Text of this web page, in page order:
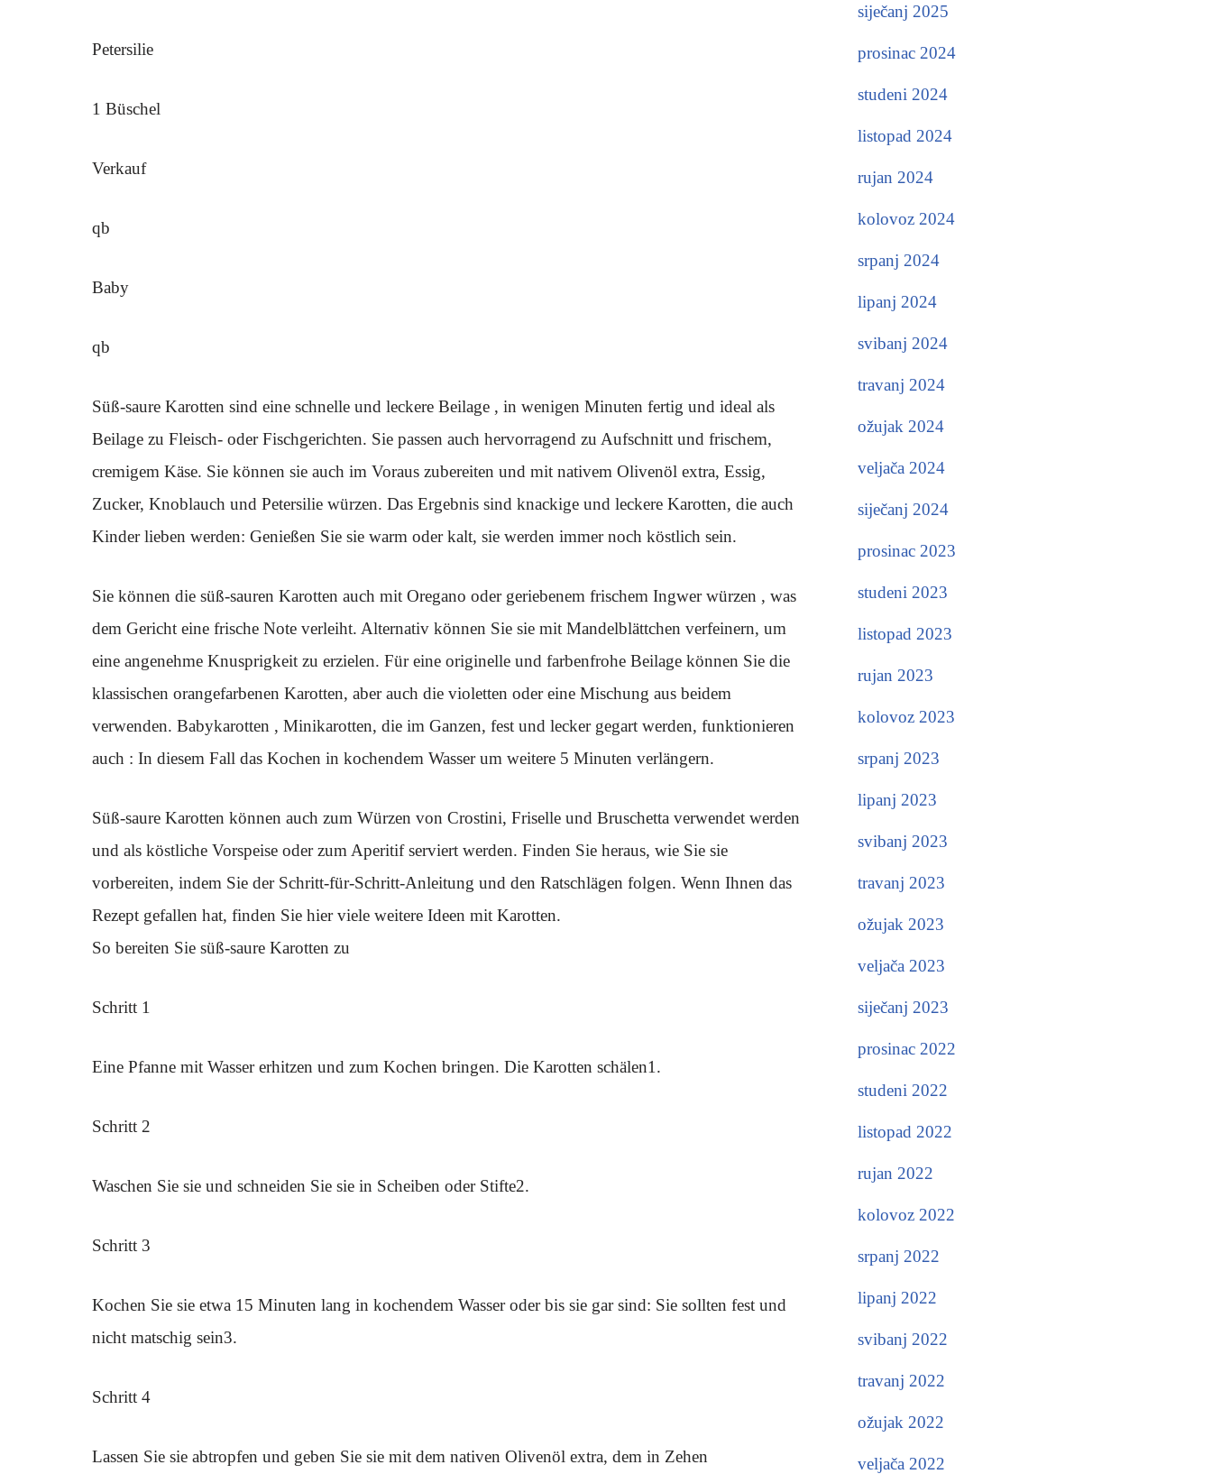
Petersilie
1 Büschel
Verkauf
qb
Baby
qb
Süß-saure Karotten sind eine schnelle und leckere Beilage , in wenigen Minuten fertig und ideal als
Beilage zu Fleisch- oder Fischgerichten. Sie passen auch hervorragend zu Aufschnitt und frischem,
cremigem Käse. Sie können sie auch im Voraus zubereiten und mit nativem Olivenöl extra, Essig,
Zucker, Knoblauch und Petersilie würzen. Das Ergebnis sind knackige und leckere Karotten, die auch
Kinder lieben werden: Genießen Sie sie warm oder kalt, sie werden immer noch köstlich sein.
Sie können die süß-sauren Karotten auch mit Oregano oder geriebenem frischem Ingwer würzen , was
dem Gericht eine frische Note verleiht. Alternativ können Sie sie mit Mandelblättchen verfeinern, um
eine angenehme Knusprigkeit zu erzielen. Für eine originelle und farbenfrohe Beilage können Sie die
klassischen orangefarbenen Karotten, aber auch die violetten oder eine Mischung aus beidem
verwenden. Babykarotten , Minikarotten, die im Ganzen, fest und lecker gegart werden, funktionieren
auch : In diesem Fall das Kochen in kochendem Wasser um weitere 5 Minuten verlängern.
Süß-saure Karotten können auch zum Würzen von Crostini, Friselle und Bruschetta verwendet werden
und als köstliche Vorspeise oder zum Aperitif serviert werden. Finden Sie heraus, wie Sie sie
vorbereiten, indem Sie der Schritt-für-Schritt-Anleitung und den Ratschlägen folgen. Wenn Ihnen das
Rezept gefallen hat, finden Sie hier viele weitere Ideen mit Karotten.
So bereiten Sie süß-saure Karotten zu
Schritt 1
Eine Pfanne mit Wasser erhitzen und zum Kochen bringen. Die Karotten schälen1.
Schritt 2
Waschen Sie sie und schneiden Sie sie in Scheiben oder Stifte2.
Schritt 3
Kochen Sie sie etwa 15 Minuten lang in kochendem Wasser oder bis sie gar sind: Sie sollten fest und
nicht matschig sein3.
Schritt 4
Lassen Sie sie abtropfen und geben Sie sie mit dem nativen Olivenöl extra, dem in Zehen
siječanj 2025
prosinac 2024
studeni 2024
listopad 2024
rujan 2024
kolovoz 2024
srpanj 2024
lipanj 2024
svibanj 2024
travanj 2024
ožujak 2024
veljača 2024
siječanj 2024
prosinac 2023
studeni 2023
listopad 2023
rujan 2023
kolovoz 2023
srpanj 2023
lipanj 2023
svibanj 2023
travanj 2023
ožujak 2023
veljača 2023
siječanj 2023
prosinac 2022
studeni 2022
listopad 2022
rujan 2022
kolovoz 2022
srpanj 2022
lipanj 2022
svibanj 2022
travanj 2022
ožujak 2022
veljača 2022